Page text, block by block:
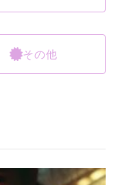
その他